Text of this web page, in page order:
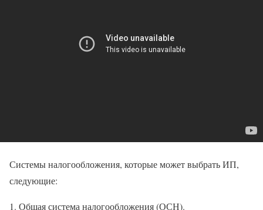
Системы налогообложения, которые может выбрать ИП,
следующие:
Общая система налогообложения (ОСН).